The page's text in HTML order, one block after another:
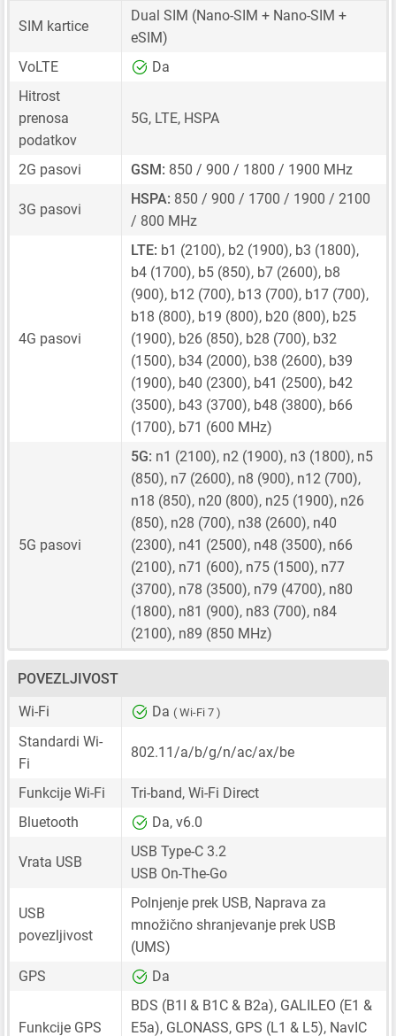
SIM kartice
Dual SIM (Nano-SIM + Nano-SIM +
eSIM)
VoLTE
Da
Hitrost
prenosa
podatkov
5G, LTE, HSPA
2G pasovi GSM: 850 / 900 / 1800 / 1900 MHz
3G pasovi
HSPA: 850 / 900 / 1700 / 1900 / 2100
/ 800 MHz
4G pasovi
LTE: b1 (2100), b2 (1900), b3 (1800),
b4 (1700), b5 (850), b7 (2600), b8
(900), b12 (700), b13 (700), b17 (700),
b18 (800), b19 (800), b20 (800), b25
(1900), b26 (850), b28 (700), b32
(1500), b34 (2000), b38 (2600), b39
(1900), b40 (2300), b41 (2500), b42
(3500), b43 (3700), b48 (3800), b66
(1700), b71 (600 MHz)
5G pasovi
5G: n1 (2100), n2 (1900), n3 (1800), n5
(850), n7 (2600), n8 (900), n12 (700),
n18 (850), n20 (800), n25 (1900), n26
(850), n28 (700), n38 (2600), n40
(2300), n41 (2500), n48 (3500), n66
(2100), n71 (600), n75 (1500), n77
(3700), n78 (3500), n79 (4700), n80
(1800), n81 (900), n83 (700), n84
(2100), n89 (850 MHz)
POVEZLJIVOST
Wi-Fi
Da ( Wi-Fi 7 )
Standardi Wi-
Fi
802.11/a/b/g/n/ac/ax/be
Funkcije Wi-Fi
Tri-band, Wi-Fi Direct
Bluetooth
Da, v6.0
Vrata USB
USB Type-C 3.2
USB On-The-Go
USB
povezljivost
Polnjenje prek USB, Naprava za
množično shranjevanje prek USB
(UMS)
GPS
Da
Funkcije GPS
BDS (B1I & B1C & B2a), GALILEO (E1 &
E5a), GLONASS, GPS (L1 & L5), NavIC